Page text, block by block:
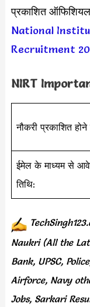
प्रकाशित ऑफिशियल
National
Recruitment
NIRT
नौकरी प्रकाशित होने
ईमेल के माध्यम से
तिथि:
Naukri (All the
Bank, UPSC,
Airforce, Navy
Jobs, Sarkari